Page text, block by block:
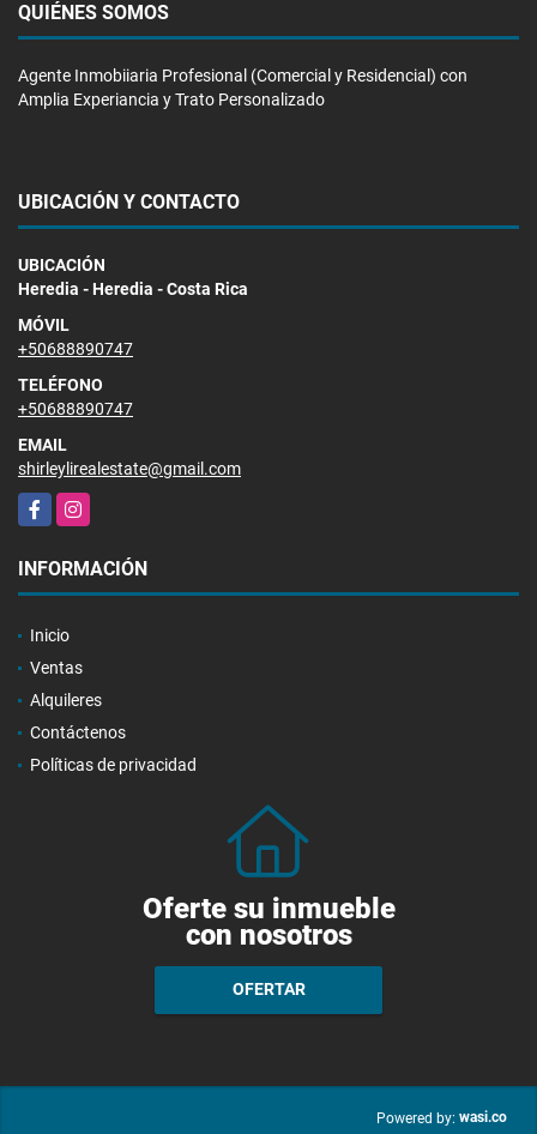
QUIÉNES SOMOS
Agente Inmobiiaria Profesional (Comercial y Residencial) con
Amplia Experiancia y Trato Personalizado
UBICACIÓN Y CONTACTO
UBICACIÓN
Heredia - Heredia - Costa Rica
MÓVIL
+50688890747
TELÉFONO
+50688890747
EMAIL
shirleylirealestate@gmail.com
FacebookInstagram
INFORMACIÓN
Inicio
Ventas
Alquileres
Contáctenos
Políticas de privacidad
Oferte su inmueble
con nosotros
OFERTAR
Powered by: wasi.co